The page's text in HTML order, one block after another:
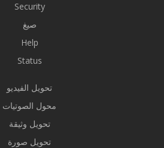
Security
صيغ
Help
Status
تحويل الفيديو
محول الصوتيات
تحويل وثيقة
تحويل صورة